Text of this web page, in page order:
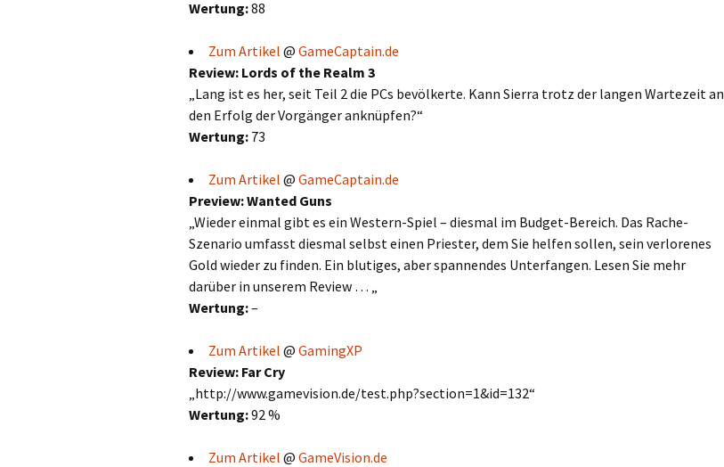
Wertung:88
Zum Artikel @ GameCaptain.de
Review: Lords of the Realm 3
„Lang ist es her, seit Teil 2 die PCs bevölkerte. Kann Sierra trotz der langen Wartezeit an
den Erfolg der Vorgänger anknüpfen?“
Wertung: 73
Zum Artikel @ GameCaptain.de
Preview: Wanted Guns
„Wieder einmal gibt es ein Western-Spiel – diesmal im Budget-Bereich. Das Rache-
Szenario umfasst diesmal selbst einen Priester, dem Sie helfen sollen, sein verlorenes
Gold wieder zu finden. Ein blutiges, aber spannendes Unterfangen. Lesen Sie mehr
darüber in unserem Review … „
Wertung:–
Zum Artikel @ GamingXP
Review: Far Cry
„http://www.gamevision.de/test.php?section=1&id=132“
Wertung:92 %
Zum Artikel @ GameVision.de